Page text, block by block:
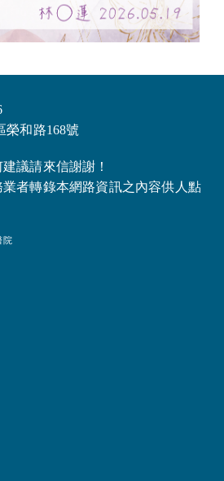
榮和路168號
議請來信謝謝！
者轉錄本網路資訊之內容供人點
院